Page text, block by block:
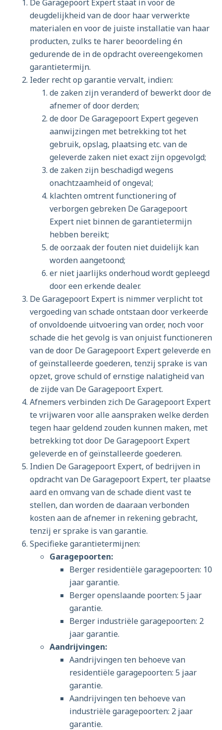
De Garagepoort Expert staat in voor de
deugdelijkheid van de door haar verwerkte
materialen en voor de juiste installatie van haar
producten, zulks te harer beoordeling én
gedurende de in de opdracht overeengekomen
garantietermijn.
Ieder recht op garantie vervalt, indien:
de zaken zijn veranderd of bewerkt door de
afnemer of door derden;
de door De Garagepoort Expert gegeven
aanwijzingen met betrekking tot het
gebruik, opslag, plaatsing etc. van de
geleverde zaken niet exact zijn opgevolgd;
de zaken zijn beschadigd wegens
onachtzaamheid of ongeval;
klachten omtrent functionering of
verborgen gebreken De Garagepoort
Expert niet binnen de garantietermijn
hebben bereikt;
de oorzaak der fouten niet duidelijk kan
worden aangetoond;
er niet jaarlijks onderhoud wordt gepleegd
door een erkende dealer.
De Garagepoort Expert is nimmer verplicht tot
vergoeding van schade ontstaan door verkeerde
of onvoldoende uitvoering van order, noch voor
schade die het gevolg is van onjuist functioneren
van de door De Garagepoort Expert geleverde en
of geïnstalleerde goederen, tenzij sprake is van
opzet, grove schuld of ernstige nalatigheid van
de zijde van De Garagepoort Expert.
Afnemers verbinden zich De Garagepoort Expert
te vrijwaren voor alle aanspraken welke derden
tegen haar geldend zouden kunnen maken, met
betrekking tot door De Garagepoort Expert
geleverde en of geïnstalleerde goederen.
Indien De Garagepoort Expert, of bedrijven in
opdracht van De Garagepoort Expert, ter plaatse
aard en omvang van de schade dient vast te
stellen, dan worden de daaraan verbonden
kosten aan de afnemer in rekening gebracht,
tenzij er sprake is van garantie.
Specifieke garantietermijnen:
Garagepoorten:
Berger residentiële garagepoorten: 10
jaar garantie.
Berger openslaande poorten: 5 jaar
garantie.
Berger industriële garagepoorten: 2
jaar garantie.
Aandrijvingen:
Aandrijvingen ten behoeve van
residentiële garagepoorten: 5 jaar
garantie.
Aandrijvingen ten behoeve van
industriële garagepoorten: 2 jaar
garantie.